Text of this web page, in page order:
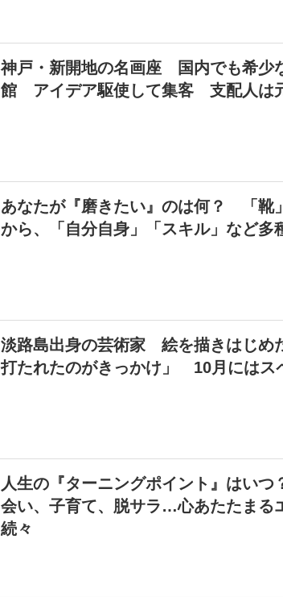
神戸・新開地の名画座 国内でも希少
館 アイデア駆使して集客 支配人は
あなたが『磨きたい』のは何？ 「靴
から、「自分自身」「スキル」など多
淡路島出身の芸術家 絵を描きはじめ
打たれたのがきっかけ」 10月にはス
人生の『ターニングポイント』はい
会い、子育て、脱サラ…心あたたまる
続々